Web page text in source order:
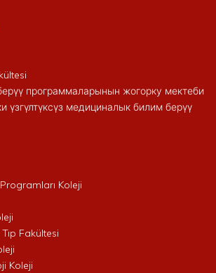
программаларынын жогорку мектеби
үзгүлтүксүз медициналык билим берүү
Koleji
Fakültesi
Koleji